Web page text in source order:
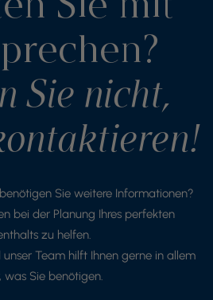
Sie mit
Sie nicht,
Sie weitere Informationen?
bei der Planung Ihres perfekten
zu helfen.
unser Team hilft Ihnen gerne in allem
was Sie benötigen.